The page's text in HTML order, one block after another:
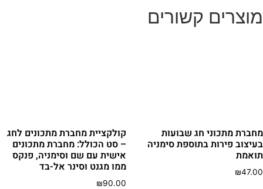
קשורים
מתכוני חג שבועות
פירות בתוספת סימניה
₪
קולקציית מחברת מתכונים לחג
– סט הכולל: מחברת מתכונים
אישית עם שם וסימניה, פנקס
ממו מגנט וסינר אל-בד
₪90.00